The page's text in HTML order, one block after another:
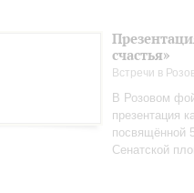
счастья»
Встречи в
В Розовом
презентация
посвящённой
Сенатской